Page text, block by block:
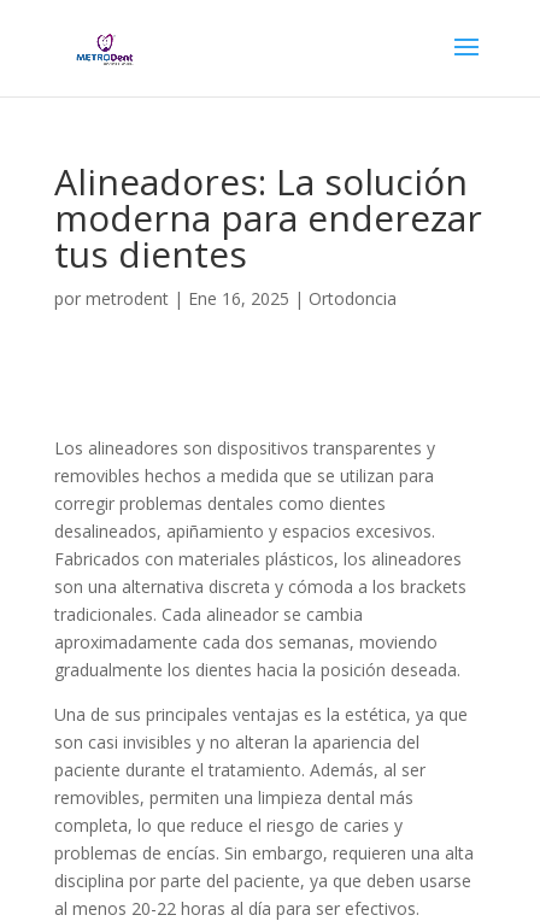
Alineadores: La solución
moderna para enderezar
tus dientes
por metrodent| Ene 16, 2025 | Ortodoncia
Los alineadores son dispositivos transparentes y
removibles hechos a medida que se utilizan para
corregir problemas dentales como dientes
desalineados, apiñamiento y espacios excesivos.
Fabricados con materiales plásticos, los alineadores
son una alternativa discreta y cómoda a los brackets
tradicionales. Cada alineador se cambia
aproximadamente cada dos semanas, moviendo
gradualmente los dientes hacia la posición deseada.
Una de sus principales ventajas es la estética, ya que
son casi invisibles y no alteran la apariencia del
paciente durante el tratamiento. Además, al ser
removibles, permiten una limpieza dental más
completa, lo que reduce el riesgo de caries y
problemas de encías. Sin embargo, requieren una alta
disciplina por parte del paciente, ya que deben usarse
al menos 20-22 horas al día para ser efectivos.